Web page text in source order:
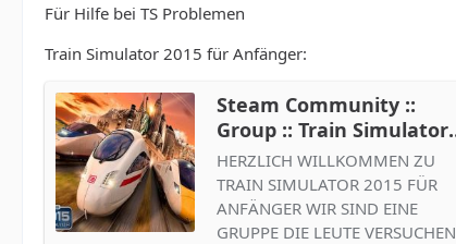
Für Hilfe bei TS Problemen
Train Simulator 2015 für Anfänger:
Steam Community ::
Group :: Train Simulator
2015 Für Anfänger
HERZLICH WILLKOMMEN ZU
TRAIN SIMULATOR 2015 FÜR
ANFÄNGER WIR SIND EINE
GRUPPE DIE LEUTE VERSUCHEN